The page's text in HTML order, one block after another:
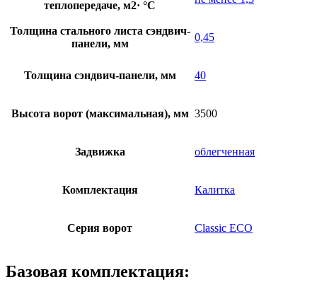
теплопередаче, м2· °С
Толщина стального листа сэндвич-
панели, мм
0,45
Толщина сэндвич-панели, мм 40
Высота ворот (максимальная), мм 3500
Задвижка облегченная
Комплектация Калитка
Серия ворот Classic ECO
Базовая комплектация: